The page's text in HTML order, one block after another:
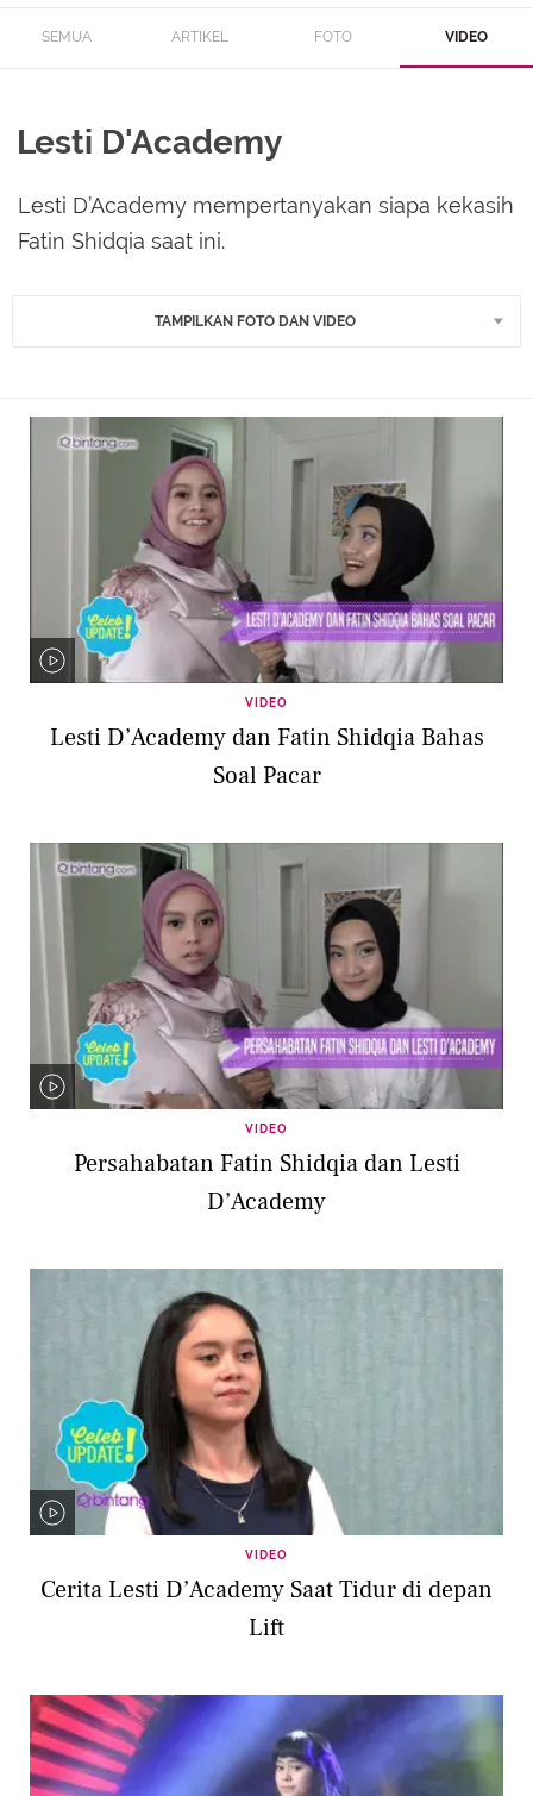
SEMUA ARTIKEL FOTO VIDEO
Lesti D'Academy
Lesti D’Academy mempertanyakan siapa kekasih
Fatin Shidqia saat ini.
TAMPILKAN FOTO DAN VIDEO
VIDEO
Lesti D’Academy dan Fatin Shidqia Bahas
Soal Pacar
VIDEO
Persahabatan Fatin Shidqia dan Lesti
D’Academy
VIDEO
Cerita Lesti D’Academy Saat Tidur di depan
Lift